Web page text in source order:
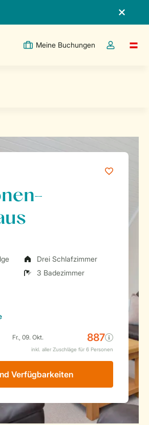
Meine Buchungen
Dropdown-
Drei Schlafzimmer
3 Badezimmer
Verfügbarkeiten